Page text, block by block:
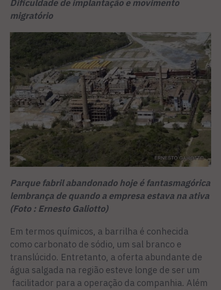
Dificuldade de implantação e movimento
migratório
Parque fabril abandonado hoje é fantasmagórica
lembrança de quando a empresa estava na ativa
(Foto : Ernesto Galiotto)
Em termos químicos, a barrilha é conhecida
como carbonato de sódio, um sal branco e
translúcido. Entretanto, a oferta abundante de
água salgada na região esteve longe de ser um
facilitador para a operação da companhia. Além